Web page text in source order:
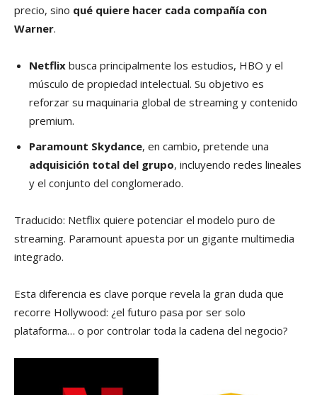
precio, sino qué quiere hacer cada compañía con
Warner.
Netflix busca principalmente los estudios, HBO y el
músculo de propiedad intelectual. Su objetivo es
reforzar su maquinaria global de streaming y contenido
premium.
Paramount Skydance, en cambio, pretende una
adquisición total del grupo, incluyendo redes lineales
y el conjunto del conglomerado.
Traducido: Netflix quiere potenciar el modelo puro de
streaming. Paramount apuesta por un gigante multimedia
integrado.
Esta diferencia es clave porque revela la gran duda que
recorre Hollywood: ¿el futuro pasa por ser solo
plataforma… o por controlar toda la cadena del negocio?